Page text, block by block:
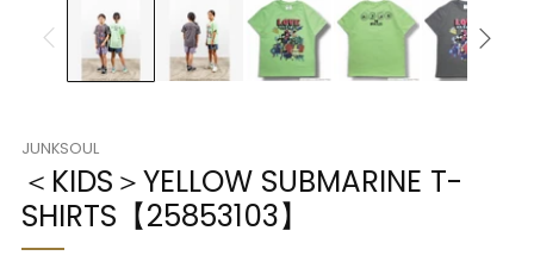
JUNKSOUL
＜KIDS＞YELLOW SUBMARINE T-
SHIRTS【25853103】